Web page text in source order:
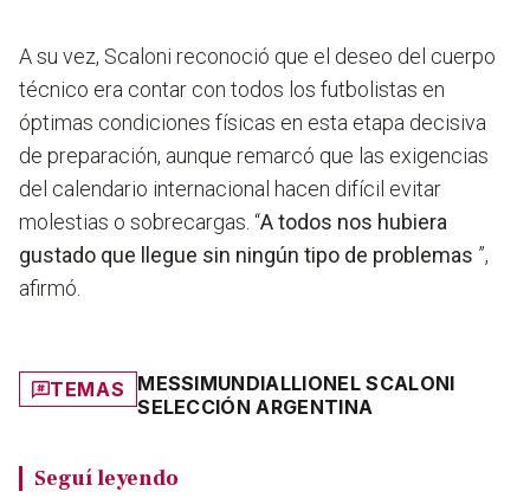
A su vez, Scaloni reconoció que el deseo del cuerpo
técnico era contar con todos los futbolistas en
óptimas condiciones físicas en esta etapa decisiva
de preparación, aunque remarcó que las exigencias
del calendario internacional hacen difícil evitar
molestias o sobrecargas. “A todos nos hubiera
gustado que llegue sin ningún tipo de problemas ”,
afirmó.
TEMAS MESSIMUNDIALLIONEL SCALONI
SELECCIÓN ARGENTINA
Seguí leyendo